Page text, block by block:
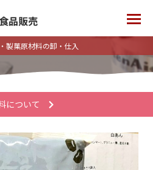
製菓原材料の卸・仕入
について